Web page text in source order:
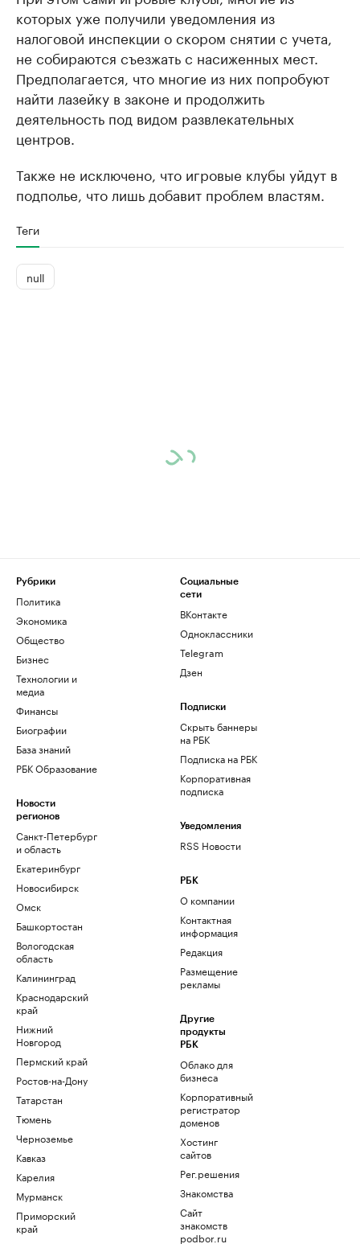
которых уже получили уведомления из
налоговой инспекции о скором снятии с учета,
не собираются съезжать с насиженных мест.
Предполагается, что многие из них попробуют
найти лазейку в законе и продолжить
деятельность под видом развлекательных
центров.
Также не исключено, что игровые клубы уйдут в
подполье, что лишь добавит проблем властям.
Теги
null
Рубрики
Политика
Экономика
Общество
Бизнес
Технологии и
медиа
Финансы
Биографии
База знаний
РБК Образование
Новости
регионов
Санкт-Петербург
и область
Екатеринбург
Новосибирск
Омск
Башкортостан
Вологодская
область
Калининград
Краснодарский
край
Нижний
Новгород
Пермский край
Ростов-на-Дону
Татарстан
Тюмень
Черноземье
Кавказ
Карелия
Мурманск
Приморский
край
Социальные
сети
ВКонтакте
Одноклассники
Telegram
Дзен
Подписки
Скрыть баннеры
на РБК
Подписка на РБК
Корпоративная
подписка
Уведомления
RSS Новости
РБК
О компании
Контактная
информация
Редакция
Размещение
рекламы
Другие
продукты
РБК
Облако для
бизнеса
Корпоративный
регистратор
доменов
Хостинг
сайтов
Рег.решения
Знакомства
Сайт
знакомств
podbor.ru